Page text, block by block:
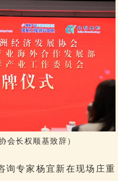
会长权顺基致辞）
询专家杨宜新在现场庄重